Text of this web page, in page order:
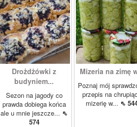
Drożdżówki z
budyniem...
Sezon na jagody co
prawda dobiega końca
ale u mnie jeszcze... ⇖
574
Mizeria na zimę
Poznaj mój
przepis na
mizerię w... ⇖